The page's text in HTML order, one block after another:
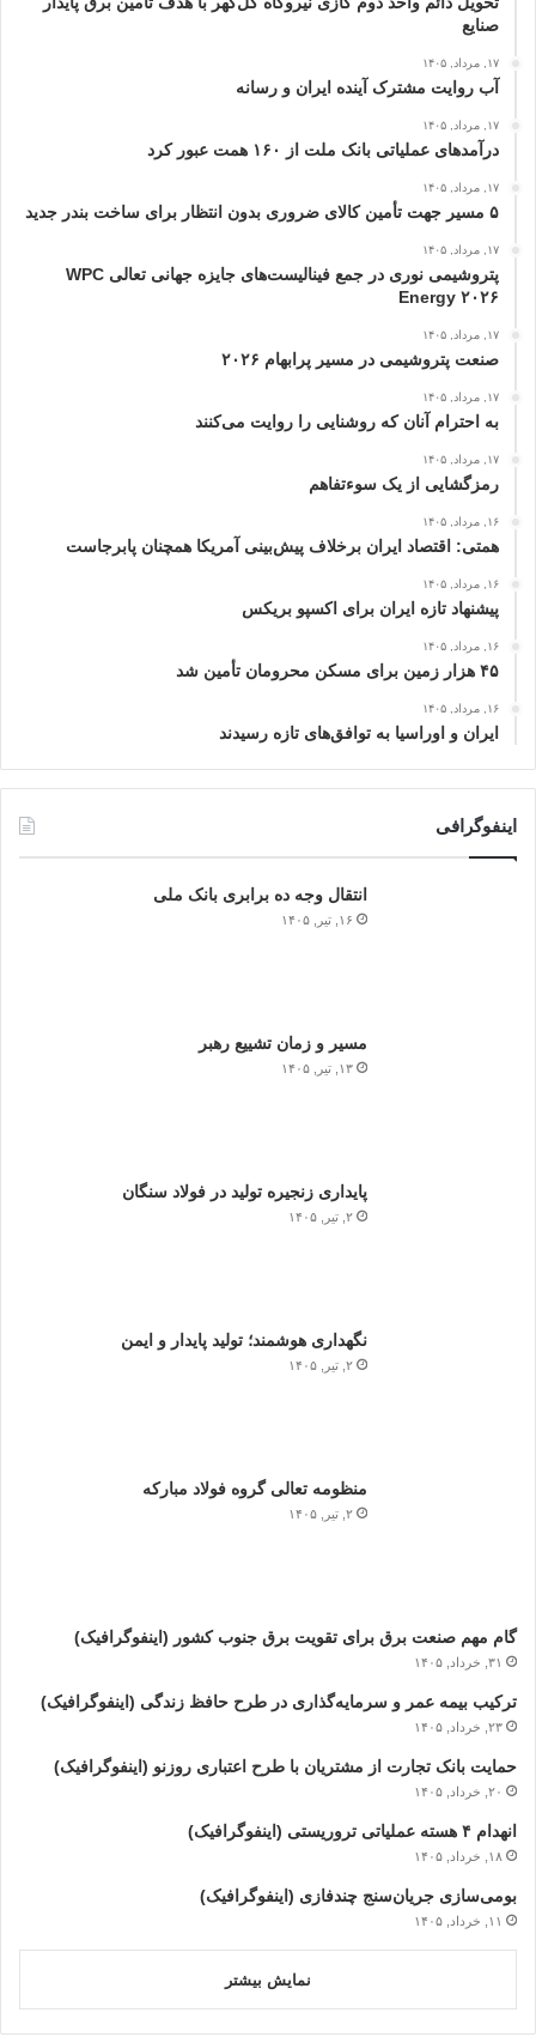
صنایع
۱۷, مرداد, ۱۴۰۵
آب روایت مشترک آینده ایران و رسانه
۱۷, مرداد, ۱۴۰۵
درآمدهای عملیاتی بانک ملت از ۱۶۰ همت عبور كرد
۱۷, مرداد, ۱۴۰۵
۵ مسیر جهت تأمین کالای ضروری بدون انتظار برای ساخت بندر جدید
۱۷, مرداد, ۱۴۰۵
پتروشیمی نوری در جمع فینالیست‌های جایزه جهانی تعالی WPC
Energy ۲۰۲۶
۱۷, مرداد, ۱۴۰۵
صنعت پتروشیمی در مسیر پرابهام ۲۰۲۶
۱۷, مرداد, ۱۴۰۵
به احترام آنان که روشنایی را روایت می‌کنند
۱۷, مرداد, ۱۴۰۵
رمزگشایی از یک سوءتفاهم
۱۶, مرداد, ۱۴۰۵
همتی: اقتصاد ایران برخلاف پیش‌بینی آمریکا همچنان پابرجاست
۱۶, مرداد, ۱۴۰۵
پیشنهاد تازه ایران برای اکسپو بریکس
۱۶, مرداد, ۱۴۰۵
۴۵ هزار زمین برای مسکن محرومان تأمین شد
۱۶, مرداد, ۱۴۰۵
ایران و اوراسیا به توافق‌های تازه رسیدند
اینفوگرافی
انتقال وجه ده برابری بانک ملی
۱۶, تیر, ۱۴۰۵
مسیر و زمان تشییع رهبر
۱۳, تیر, ۱۴۰۵
پایداری زنجیره تولید در فولاد سنگان
۲, تیر, ۱۴۰۵
نگهداری هوشمند؛ تولید پایدار و ایمن
۲, تیر, ۱۴۰۵
منظومه تعالی گروه فولاد مبارکه
۲, تیر, ۱۴۰۵
گام مهم صنعت برق برای تقویت برق جنوب کشور (اینفوگرافیک)
۳۱, خرداد, ۱۴۰۵
ترکیب بیمه عمر و سرمایه‌گذاری در طرح حافظ زندگی (اینفوگرافیک)
۲۳, خرداد, ۱۴۰۵
حمایت بانک تجارت از مشتریان با طرح اعتباری روزنو (اینفوگرافیک)
۲۰, خرداد, ۱۴۰۵
انهدام ۴ هسته عملیاتی تروریستی (اینفوگرافیک)
۱۸, خرداد, ۱۴۰۵
بومی‌سازی جریان‌سنج چندفازی (اینفوگرافیک)
۱۱, خرداد, ۱۴۰۵
نمایش بیشتر